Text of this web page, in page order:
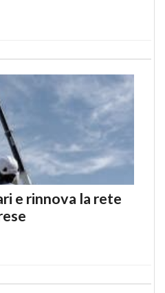
e rinnova la rete